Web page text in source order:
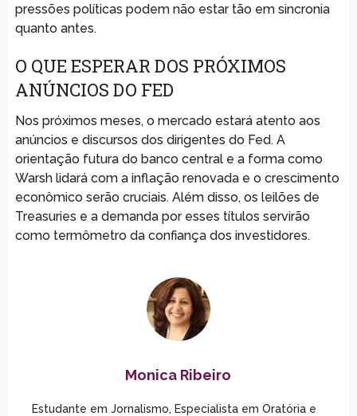
pressões políticas podem não estar tão em sincronia
quanto antes.
O QUE ESPERAR DOS PRÓXIMOS
ANÚNCIOS DO FED
Nos próximos meses, o mercado estará atento aos
anúncios e discursos dos dirigentes do Fed. A
orientação futura do banco central e a forma como
Warsh lidará com a inflação renovada e o crescimento
econômico serão cruciais. Além disso, os leilões de
Treasuries e a demanda por esses títulos servirão
como termômetro da confiança dos investidores.
Monica Ribeiro
Estudante em Jornalismo, Especialista em Oratória e